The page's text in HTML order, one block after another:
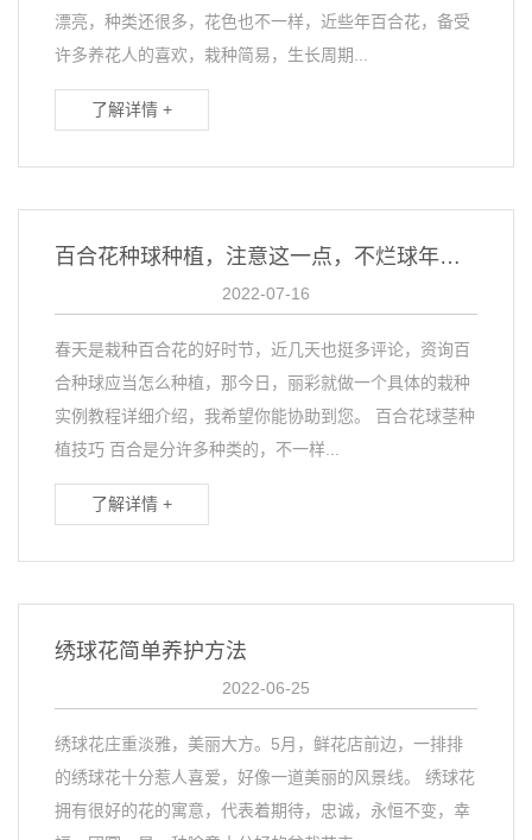
漂亮，种类还很多，花色也不一样，近些年百合花，备受
许多养花人的喜欢，栽种简易，生长周期...
了解详情 +
百合花种球种植，注意这一点，不烂球年年开花
2022-07-16
春天是栽种百合花的好时节，近几天也挺多评论，资询百
合种球应当怎么种植，那今日，丽彩就做一个具体的栽种
实例教程详细介绍，我希望你能协助到您。 百合花球茎种
植技巧 百合是分许多种类的，不一样...
了解详情 +
绣球花简单养护方法
2022-06-25
绣球花庄重淡雅，美丽大方。5月，鲜花店前边，一排排
的绣球花十分惹人喜爱，好像一道美丽的风景线。 绣球花
拥有很好的花的寓意，代表着期待，忠诚，永恒不变，幸